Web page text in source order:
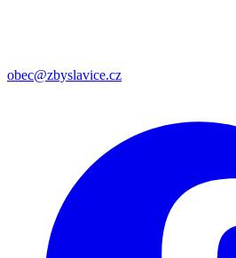
obec@zbyslavice.cz